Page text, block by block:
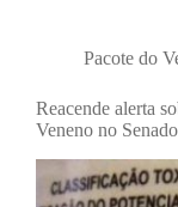
Pacote do
Reacende alerta
Veneno no Senado